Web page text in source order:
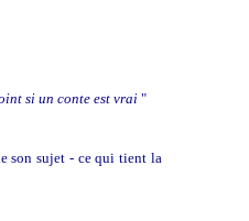
si un conte est vrai "
son sujet - ce qui tient la